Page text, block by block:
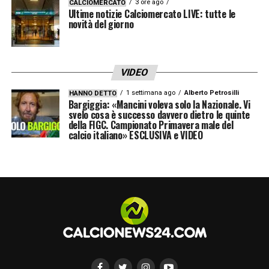
Moise Kean (Fiorentina), Daniel Maldini
(Atalanta), Riccardo Orsolini (Bologna),
Raspadori (Atletico Madrid), Mateo Retegui
(Al-Qadsiah), Gianluca Scamacca (Atalanta),
Mattia Zaccagni (Lazio).
Stadio di Bergamo verso il tutto
Per la gara interna contro l’Estonia si
prevede un’atmosfera elettrizzante: già
venduti oltre 18.000 biglietti, con lo stadio
CALCIOMERCATO 3 ore ago
Ultime notizie Calciomercato LIVE: tutte le
novità del giorno
VIDEO
HANNO DETTO 1 settimana ago Alberto Petrosilli
Bargiggia: «Mancini voleva solo la Nazionale. Vi
svelo cosa è successo davvero dietro le quinte
della FIGC. Campionato Primavera male del
calcio italiano» ESCLUSIVA e VIDEO